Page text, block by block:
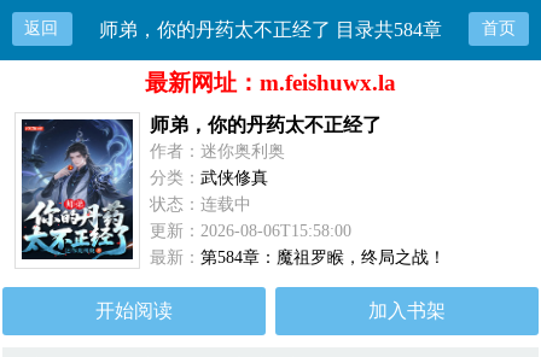
返回 师弟，你的丹药太不正经了 目录共584章 首页
最新网址：m.feishuwx.la
师弟，你的丹药太不正经了
作者：迷你奥利奥
分类：武侠修真
状态：连载中
更新：2026-08-06T15:58:00
最新：第584章：魔祖罗睺，终局之战！
开始阅读 加入书架